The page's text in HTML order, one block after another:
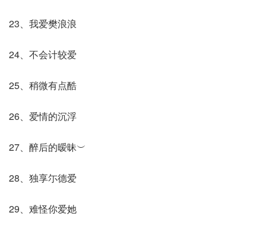
23、我爱樊浪浪
24、不会计较爱
25、稍微有点酷
26、爱情的沉浮
27、醉后的暧昧︶
28、独享尓德爱
29、难怪你爱她